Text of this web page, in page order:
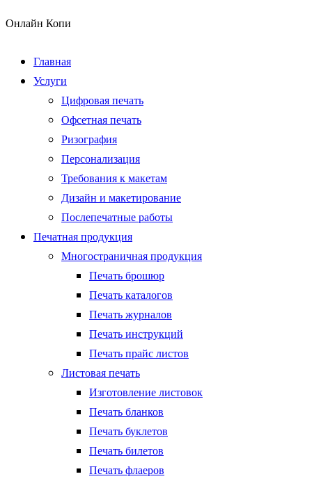
Онлайн Копи
Главная
Услуги
Цифровая печать
Офсетная печать
Ризография
Персонализация
Требования к макетам
Дизайн и макетирование
Послепечатные работы
Печатная продукция
Многостраничная продукция
Печать брошюр
Печать каталогов
Печать журналов
Печать инструкций
Печать прайс листов
Листовая печать
Изготовление листовок
Печать бланков
Печать буклетов
Печать билетов
Печать флаеров